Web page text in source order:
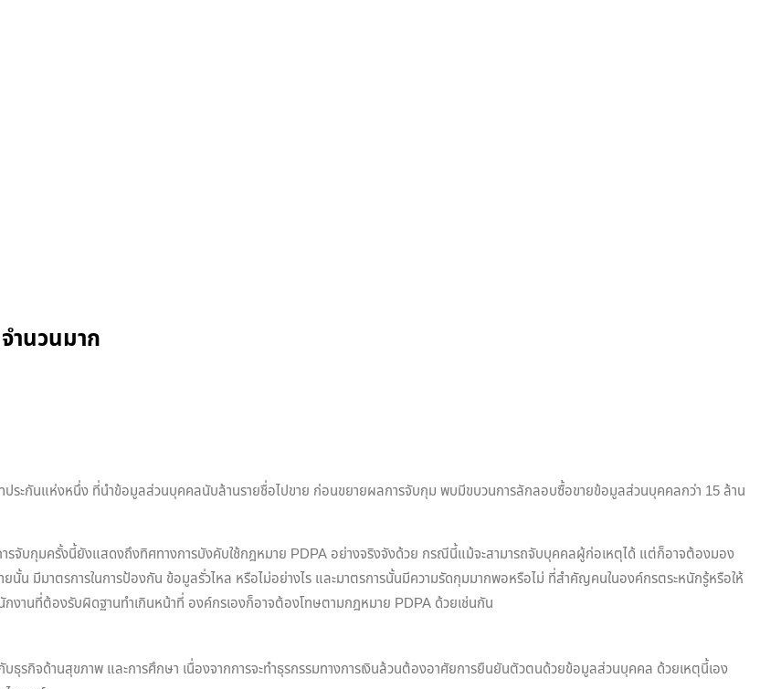
ำนวนมาก
ทประกันแห่งหนึ่ง ที่นำข้อมูลส่วนบุคคลนับล้านรายชื่อไปขาย ก่อนขยายผลการจับกุม พบมีขบวนการลักลอบซื้อขายข้อมูลส่วนบุคคลกว่า 15 ล้าน
ารจับกุมครั้งนี้ยังแสดงถึงทิศทางการบังคับใช้กฎหมาย PDPA อย่างจริงจังด้วย กรณีนี้แม้จะสามารถจับบุคคลผู้ก่อเหตุได้ แต่ก็อาจต้องมอง
มีมาตรการในการป้องกัน ข้อมูลรั่วไหล หรือไม่อย่างไร และมาตรการนั้นมีความรัดกุมมากพอหรือไม่ ที่สำคัญคนในองค์กรตระหนักรู้หรือให้
านที่ต้องรับผิดฐานทำเกินหน้าที่ องค์กรเองก็อาจต้องโทษตามกฎหมาย PDPA ด้วยเช่นกัน
ธุรกิจด้านสุขภาพ และการศึกษา เนื่องจากการจะทำธุรกรรมทางการเงินล้วนต้องอาศัยการยืนยันตัวตนด้วยข้อมูลส่วนบุคคล ด้วยเหตุนี้เอง